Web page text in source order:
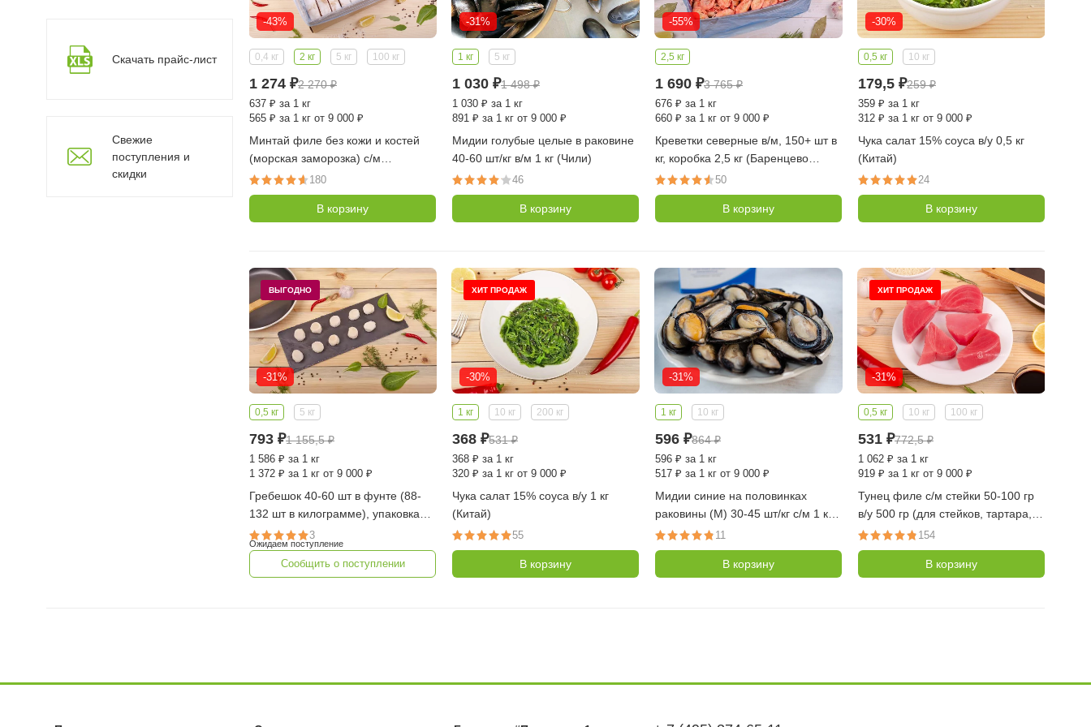
Скачать прайс-лист
Свежие
поступления и
скидки
-43%
0,4 кг 2 кг 5 кг 100 кг
1 274 ₽2 270₽
637 ₽ за 1 кг
565 ₽ за 1 кг от 9 000 ₽
Минтай филе без кожи и костей
(морская заморозка) с/м
порционный по 100-120 гр,
коробка 2 кг
180
В корзину
-31%
1 кг 5 кг
1 030 ₽1 498₽
1 030 ₽ за 1 кг
891 ₽ за 1 кг от 9 000 ₽
Мидии голубые целые в раковине
40-60 шт/кг в/м 1 кг (Чили)
46
В корзину
-55%
2,5 кг
1 690 ₽3 765₽
676 ₽ за 1 кг
660 ₽ за 1 кг от 9 000 ₽
Креветки северные в/м, 150+ шт в
кг, коробка 2,5 кг (Баренцево
море, NORD PILGRIM)
50
В корзину
-30%
0,5 кг 10 кг
179,5 ₽259₽
359 ₽ за 1 кг
312 ₽ за 1 кг от 9 000 ₽
Чука салат 15% соуса в/у 0,5 кг
(Китай)
24
В корзину
ВЫГОДНО
-31%
0,5 кг 5 кг
793 ₽1 155,5₽
1 586 ₽ за 1 кг
1 372 ₽ за 1 кг от 9 000 ₽
Гребешок 40-60 шт в фунте (88-
132 шт в килограмме), упаковка
0,5 кг (Китай)
3
Ожидаем поступление
Сообщить о поступлении
ХИТ ПРОДАЖ
-30%
1 кг 10 кг 200 кг
368 ₽531₽
368 ₽ за 1 кг
320 ₽ за 1 кг от 9 000 ₽
Чука салат 15% соуса в/у 1 кг
(Китай)
55
В корзину
-31%
1 кг 10 кг
596 ₽864₽
596 ₽ за 1 кг
517 ₽ за 1 кг от 9 000 ₽
Мидии синие на половинках
раковины (М) 30-45 шт/кг с/м 1 кг
(Китай)
11
В корзину
ХИТ ПРОДАЖ
-31%
0,5 кг 10 кг 100 кг
531 ₽772,5₽
1 062 ₽ за 1 кг
919 ₽ за 1 кг от 9 000 ₽
Тунец филе с/м стейки 50-100 гр
в/у 500 гр (для стейков, тартара,
Вьетнам)
154
В корзину